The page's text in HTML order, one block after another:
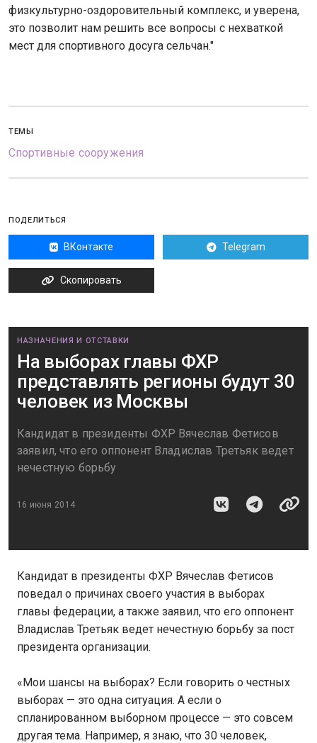
физкультурно-оздоровительный комплекс, и уверена,
это позволит нам решить все вопросы с нехваткой
мест для спортивного досуга сельчан."
ТЕМЫ
Спортивные сооружения
ПОДЕЛИТЬСЯ
ВКонтакте Telegram
Скопировать
НАЗНАЧЕНИЯ И ОТСТАВКИ
На выборах главы ФХР
представлять регионы будут 30
человек из Москвы
Кандидат в президенты ФХР Вячеслав Фетисов
заявил, что его оппонент Владислав Третьяк ведет
нечестную борьбу
16 июня 2014
Кандидат в президенты ФХР Вячеслав Фетисов
поведал о причинах своего участия в выборах
главы федерации, а также заявил, что его оппонент
Владислав Третьяк ведет нечестную борьбу за пост
президента организации.
«Мои шансы на выборах? Если говорить о честных
выборах — это одна ситуация. А если о
спланированном выборном процессе — это совсем
другая тема. Например, я знаю, что 30 человек,